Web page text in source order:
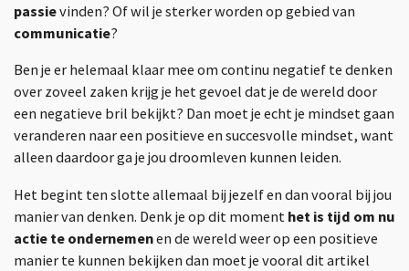
passievinden? Of wil je sterker worden op gebied van
communicatie?
Ben je er helemaal klaar mee om continu negatief te denken
over zoveel zaken krijg je het gevoel dat je de wereld door
een negatieve bril bekijkt? Dan moet je echt je mindset gaan
veranderen naar een positieve en succesvolle mindset, want
alleen daardoor ga je jou droomleven kunnen leiden.
Het begint ten slotte allemaal bij jezelf en dan vooral bij jou
manier van denken. Denk je op dit moment het is tijd om nu
actie te ondernemenen de wereld weer op een positieve
manier te kunnen bekijken dan moet je vooral dit artikel